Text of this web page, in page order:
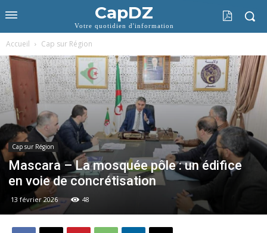
CapDZ
Votre quotidien d'information
Accueil Cap sur Région
Cap sur Région
Mascara – La mosquée pôle : un édifice
en voie de concrétisation
13 février 2026 48